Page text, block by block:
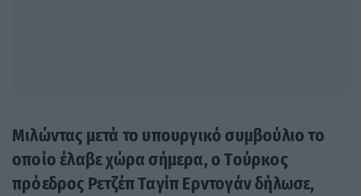
Μιλώντας μετά το υπουργικό συμβούλιο το
οποίο έλαβε χώρα σήμερα, ο Τούρκος
πρόεδρος Ρετζέπ Ταγίπ Ερντογάν δήλωσε,